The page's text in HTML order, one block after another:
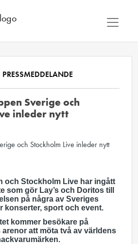
PRESSMEDDELANDE
Sverige och
inleder nytt
och Stockholm Live har ingått
som gör Lay’s och Doritos till
på några av Sveriges
konserter, sport och event.
kommer besökare på
att möta två av världens